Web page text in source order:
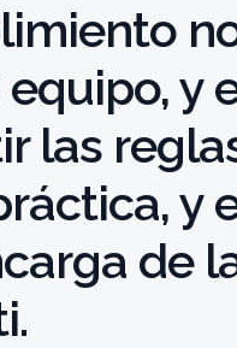
y
las
y
de